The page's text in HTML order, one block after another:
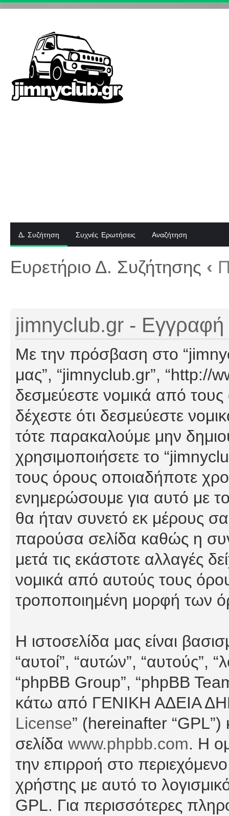
Δ. Συζήτηση Συχνές Ερωτήσεις Αναζήτηση
Ευρετήριο Δ. Συζήτησης ‹
jimnyclub.gr - Εγγραφή
Με την πρόσβαση στο
μας”, “jimnyclub.gr”, “http://
δεσμεύεστε νομικά από
δέχεστε ότι δεσμεύεστε
τότε παρακαλούμε μην
χρησιμοποιήσετε το
τους όρους οποιαδήποτε
ενημερώσουμε για αυτό με
θα ήταν συνετό εκ μέρους
παρούσα σελίδα καθώς η
μετά τις εκάστοτε αλλαγές
νομικά από αυτούς τους
τροποποιημένη μορφή των
Η ιστοσελίδα μας είναι
“αυτοί”, “αυτών”, “αυτούς”,
“phpBB Group”, “phpBB
κάτω από ΓΕΝΙΚΗ ΑΔΕΙΑ
License” (hereinafter “GPL”)
σελίδα www.phpbb.com. Η
την επιρροή στο
χρήστης με αυτό το
GPL. Για περισσότερες